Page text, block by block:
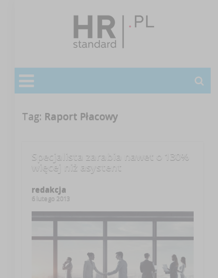
Tag: Raport Płacowy
Specjalista zarabia nawet o 130%
więcej niż asystent
redakcja
6 lutego 2013